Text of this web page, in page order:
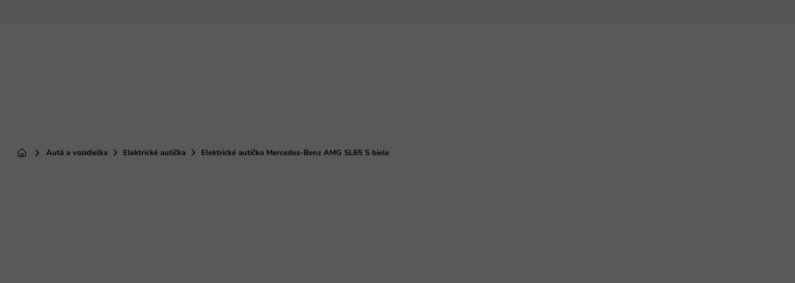
DomovAutá a vozidielka Elektrické autíčka Elektrické autíčko Mercedes-Benz AMG SL65 S biele